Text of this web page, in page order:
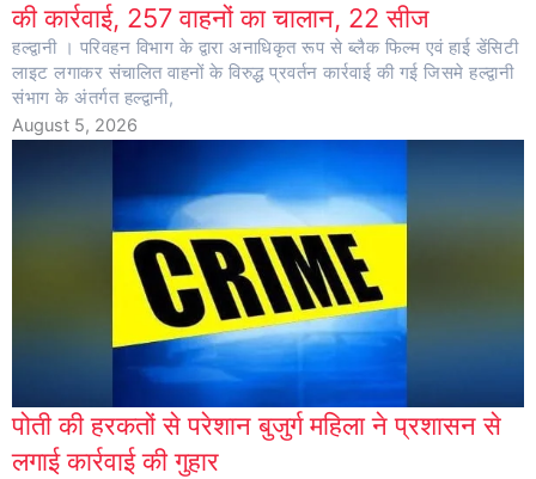
की कार्रवाई, 257 वाहनों का चालान, 22 सीज
हल्द्वानी । परिवहन विभाग के द्वारा अनाधिकृत रूप से ब्लैक फिल्म एवं हाई डेंसिटी
लाइट लगाकर संचालित वाहनों के विरुद्ध प्रवर्तन कार्रवाई की गई जिसमे हल्द्वानी
संभाग के अंतर्गत हल्द्वानी,
August 5, 2026
पोती की हरकतों से परेशान बुजुर्ग महिला ने प्रशासन से
लगाई कार्रवाई की गुहार